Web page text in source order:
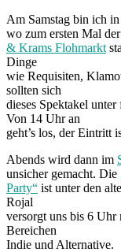
Am Samstag bin ich
wo zum ersten Mal der
& Krams Flohmarkt
Dinge
wie Requisiten,
sollten sich
dieses Spektakel
Von 14 Uhr an
geht’s los, der Eintritt
Abends wird dann im
unsicher gemacht. Die
Party“ ist unter den
Rojal
versorgt uns bis 6 Uhr
Bereichen
Indie und Alternative.